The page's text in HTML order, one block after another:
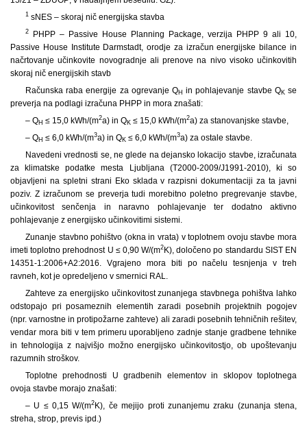
1sNES – skoraj nič energijska stavba
2PHPP – Passive House Planning Package, verzija PHPP 9 ali 10,
Passive House Institute Darmstadt, orodje za izračun energijske bilance in
načrtovanje učinkovite novogradnje ali prenove na nivo visoko učinkovitih
skoraj nič energijskih stavb
Računska raba energije za ogrevanje QH in pohlajevanje stavbe QKse
preverja na podlagi izračuna PHPP in mora znašati:
– QH ≤ 15,0 kWh/(m2a) in QK≤ 15,0 kWh/(m2a) za stanovanjske stavbe,
– QH ≤ 6,0 kWh/(m3a) in QK≤ 6,0 kWh/(m3a) za ostale stavbe.
Navedeni vrednosti se, ne glede na dejansko lokacijo stavbe, izračunata
za klimatske podatke mesta Ljubljana (T2000-2009/J1991-2010), ki so
objavljeni na spletni strani Eko sklada v razpisni dokumentaciji za ta javni
poziv. Z izračunom se preverja tudi morebitno poletno pregrevanje stavbe,
učinkovitost senčenja in naravno pohlajevanje ter dodatno aktivno
pohlajevanje z energijsko učinkovitimi sistemi.
Zunanje stavbno pohištvo (okna in vrata) v toplotnem ovoju stavbe mora
imeti toplotno prehodnost U ≤ 0,90 W/(m2 K), določeno po standardu SIST EN
14351-1:2006+A2:2016. Vgrajeno mora biti po načelu tesnjenja v treh
ravneh, kot je opredeljeno v smernici RAL.
Zahteve za energijsko učinkovitost zunanjega stavbnega pohištva lahko
odstopajo pri posameznih elementih zaradi posebnih projektnih pogojev
(npr. varnostne in protipožarne zahteve) ali zaradi posebnih tehničnih rešitev,
vendar mora biti v tem primeru uporabljeno zadnje stanje gradbene tehnike
in tehnologija z najvišjo možno energijsko učinkovitostjo, ob upoštevanju
razumnih stroškov.
Toplotne prehodnosti U gradbenih elementov in sklopov toplotnega
ovoja stavbe morajo znašati:
– U ≤ 0,15 W/(m2 K), če mejijo proti zunanjemu zraku (zunanja stena,
streha, strop, previs ipd.)